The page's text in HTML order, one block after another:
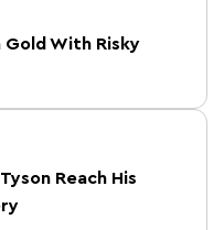
Gold With Risky
Reach His